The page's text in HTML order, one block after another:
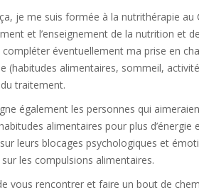
je me suis formée à la nutrithérapie au
et l’enseignement de la nutrition et
éventuellement ma prise en
(habitudes alimentaires, sommeil,
traitement.
également les personnes qui
alimentaires pour plus
leurs blocages psychologiques et
les compulsions alimentaires.
vous rencontrer et faire un bout de